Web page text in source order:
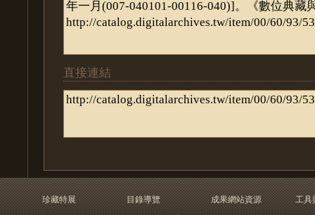
直接連結
珍藏特展
目錄導覽
成果網站資源
工具